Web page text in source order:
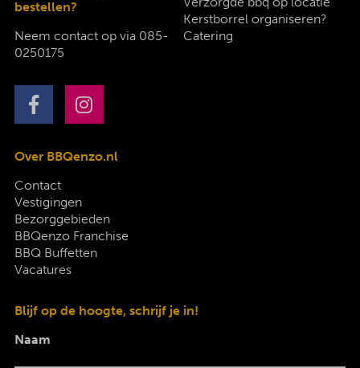
bestellen?
Neem contact op via 085-
0250175
Kerstborrel organiseren?
Catering
Over BBQenzo.nl
Contact
Vestigingen
Bezorggebieden
BBQenzo Franchise
BBQ Buffetten
Vacatures
Blijf op de hoogte, schrijf je in!
Naam